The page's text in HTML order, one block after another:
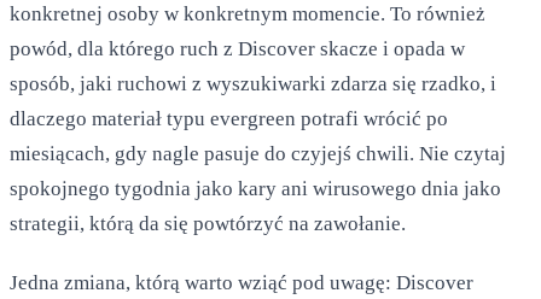
konkretnej osoby w konkretnym momencie. To również
powód, dla którego ruch z Discover skacze i opada w
sposób, jaki ruchowi z wyszukiwarki zdarza się rzadko, i
dlaczego materiał typu evergreen potrafi wrócić po
miesiącach, gdy nagle pasuje do czyjejś chwili. Nie czytaj
spokojnego tygodnia jako kary ani wirusowego dnia jako
strategii, którą da się powtórzyć na zawołanie.
Jedna zmiana, którą warto wziąć pod uwagę: Discover